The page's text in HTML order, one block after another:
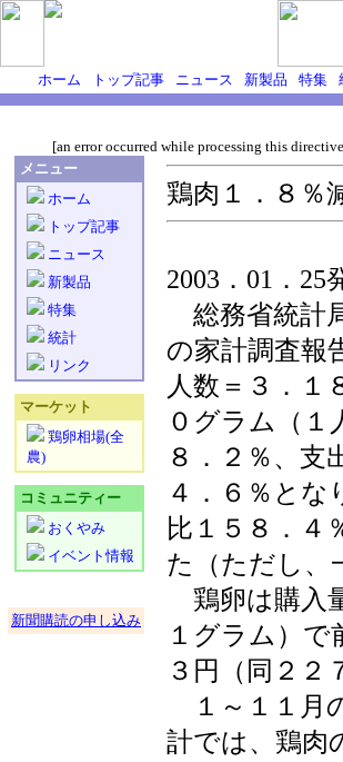
ホーム トップ記事 ニュース 新製品 特集
[an error occurred while processing this
メニュー
ホーム
トップ記事
ニュース
新製品
特集
統計
リンク
マーケット
鶏卵相場(全
農)
コミュニティー
おくやみ
イベント情報
新聞購読の申し込み
鶏肉１．８％
2003．01．25
総務省統計
の家計調査報
人数＝３．１
０グラム（１
８．２％、支
４．６％とな
比１５８．４
た（ただし、
鶏卵は購入
１グラム）で
３円（同２２
１～１１月
計では、鶏肉